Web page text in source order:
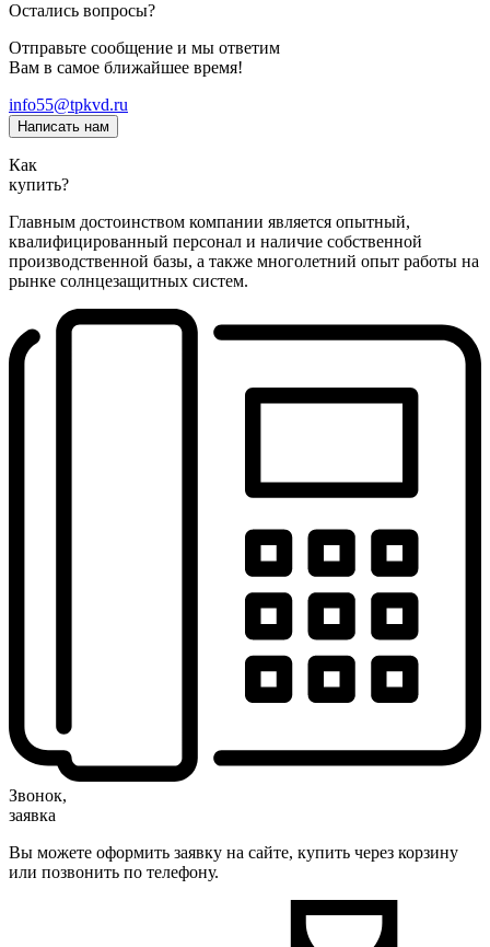
Остались вопросы?
Отправьте сообщение и мы ответим
Вам в самое ближайшее время!
info55@tpkvd.ru
Написать нам
Как
купить?
Главным достоинством компании является опытный,
квалифицированный персонал и наличие собственной
производственной базы, а также многолетний опыт работы на
рынке солнцезащитных систем.
Звонок,
заявка
Вы можете оформить заявку на сайте, купить через корзину
или позвонить по телефону.